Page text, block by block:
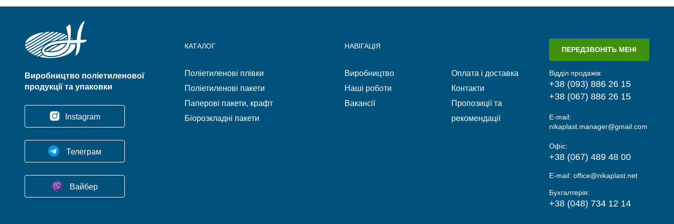
Виробництво поліетиленової
продукції та упаковки
Instagram
Телеграм
Вайбер
КАТАЛОГ
Поліетиленові плівки
Поліетиленові пакети
Паперові пакети, крафт
Біорозкладні пакети
НАВІГАЦІЯ
Виробництво
Наші роботи
Вакансії
Оплата і доставка
Контакти
Пропозиції та
рекомендації
ПЕРЕДЗВОНІТЬ МЕНІ
Відділ продажів:
+38 (093) 886 26 15
+38 (067) 886 26 15
E-mail:
nikaplast.manager@gmail.com
Офіс:
+38 (067) 489 48 00
E-mail: office@nikaplast.net
Бухгалтерія:
+38 (048) 734 12 14